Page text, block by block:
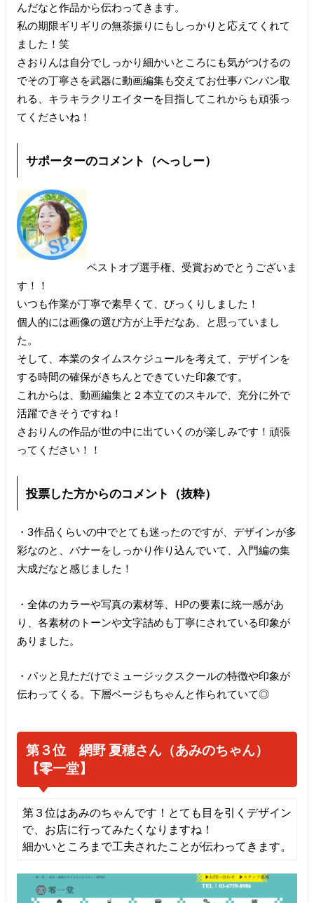
んだなと作品から伝わってきます。
私の期限ギリギリの無茶振りにもしっかりと応えてくれて
ました！笑
さおりんは自分でしっかり細かいところにも気がつけるの
でその丁寧さを武器に動画編集も交えてお仕事バンバン取
れる、キラキラクリエイターを目指してこれからも頑張っ
てくださいね！
サポーターのコメント（へっしー）
ベストオブ選手権、受賞おめでとうございま
す！！
いつも作業が丁寧で素早くて、びっくりしました！
個人的には画像の選び方が上手だなあ、と思っていまし
た。
そして、本業のタイムスケジュールを考えて、デザインを
する時間の確保がきちんとできていた印象です。
これからは、動画編集と２本立てのスキルで、充分に外で
活躍できそうですね！
さおりんの作品が世の中に出ていくのが楽しみです！頑張
ってください！！
投票した方からのコメント（抜粋）
・3作品くらいの中でとても迷ったのですが、デザインが多
彩なのと、バナーをしっかり作り込んでいて、入門編の集
大成だなと感じました！
・全体のカラーや写真の素材等、HPの要素に統一感があ
り、各素材のトーンや文字詰めも丁寧にされている印象が
ありました。
・パッと見ただけでミュージックスクールの特徴や印象が
伝わってくる。下層ページもちゃんと作られていて◎
第３位 網野 夏穂さん（あみのちゃん）
【零一堂】
第３位はあみのちゃんです！ とても目を引くデザイン
で、お店に行ってみたくなりますね！
細かいところまで工夫されたことが伝わってきます。